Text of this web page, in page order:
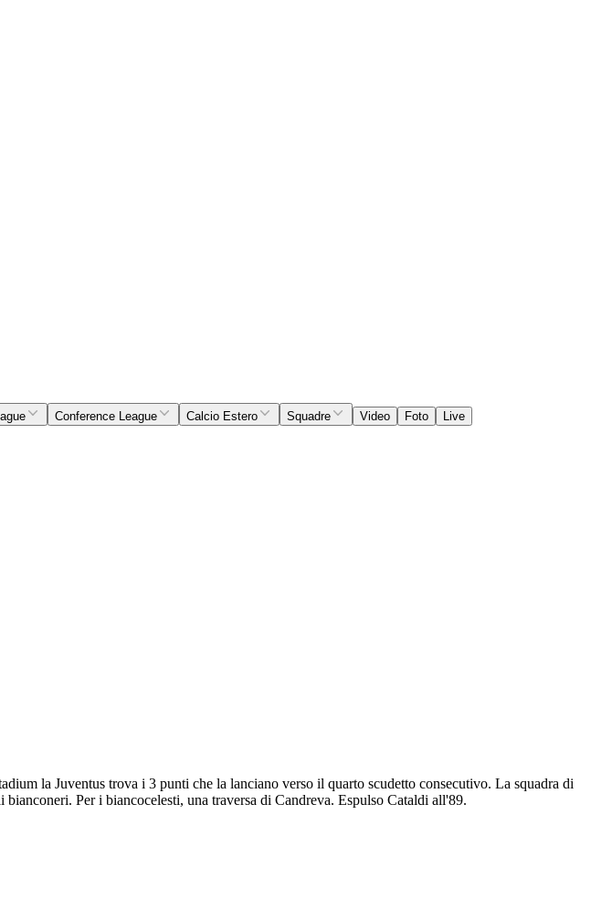
Conference League Calcio Estero Squadre Video Foto
Live
la Juventus trova i 3 punti che la lanciano verso il quarto scudetto consecutivo. La squadra di
Per i biancocelesti, una traversa di Candreva. Espulso Cataldi all'89.